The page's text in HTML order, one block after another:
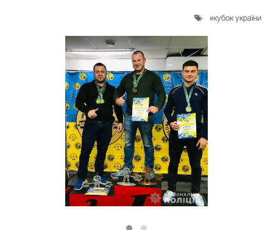
кубок україни